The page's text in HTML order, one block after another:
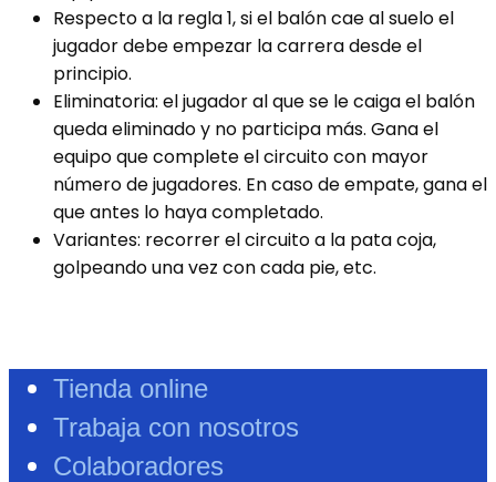
Respecto a la regla 1, si el balón cae al suelo el
jugador debe empezar la carrera desde el
principio.
Eliminatoria: el jugador al que se le caiga el balón
queda eliminado y no participa más. Gana el
equipo que complete el circuito con mayor
número de jugadores. En caso de empate, gana el
que antes lo haya completado.
Variantes: recorrer el circuito a la pata coja,
golpeando una vez con cada pie, etc.
Tienda online
Trabaja con nosotros
Colaboradores